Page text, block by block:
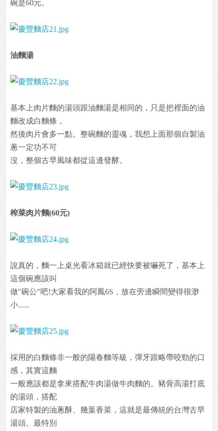
碗是60元。
油麵湯
基本上肉片麵的湯頭跟油麵湯是相同的，只是把裡面的油
麵改成白麵條，
然後肉片會多一點。整碗麵的靈魂，我想上面那個自製油
蔥一定功不可
沒，整個古早風味都從這邊發酵。
榨菜肉片麵(60元)
說真的，麵一上桌光看冰箱就已經快要被嚇死了，基本上
這個碗應該叫
做"碗公"吧!大家看我的阿鳳6S，放在旁邊瞬間變得很渺
小......
採用的白麵條非一般的陽春麵等級，彈牙跟略帶咬勁的口
感，其實這麵
一般應該都是拿來搭配牛肉湯做牛肉麵的。豬骨高湯打底
的湯頭，搭配
店家特製的油蔥酥、幾葉香菜，這就是最傳統的台灣古早
湯頭。最特別